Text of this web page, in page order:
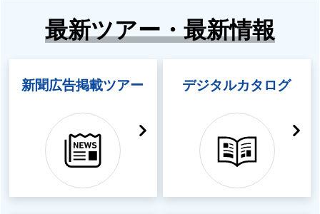
最新ツアー・最新情報
新聞広告掲載ツアー デジタルカタログ